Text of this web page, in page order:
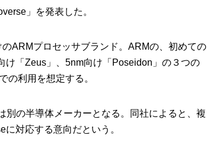
」を発表した。
ARMプロセッサブランド。ARMの、初めての
け「Zeus」、5nm向け「Poseidon」の３つの
の利用を想定する。
別の半導体メーカーとなる。同社によると、複
対応する意向だという。